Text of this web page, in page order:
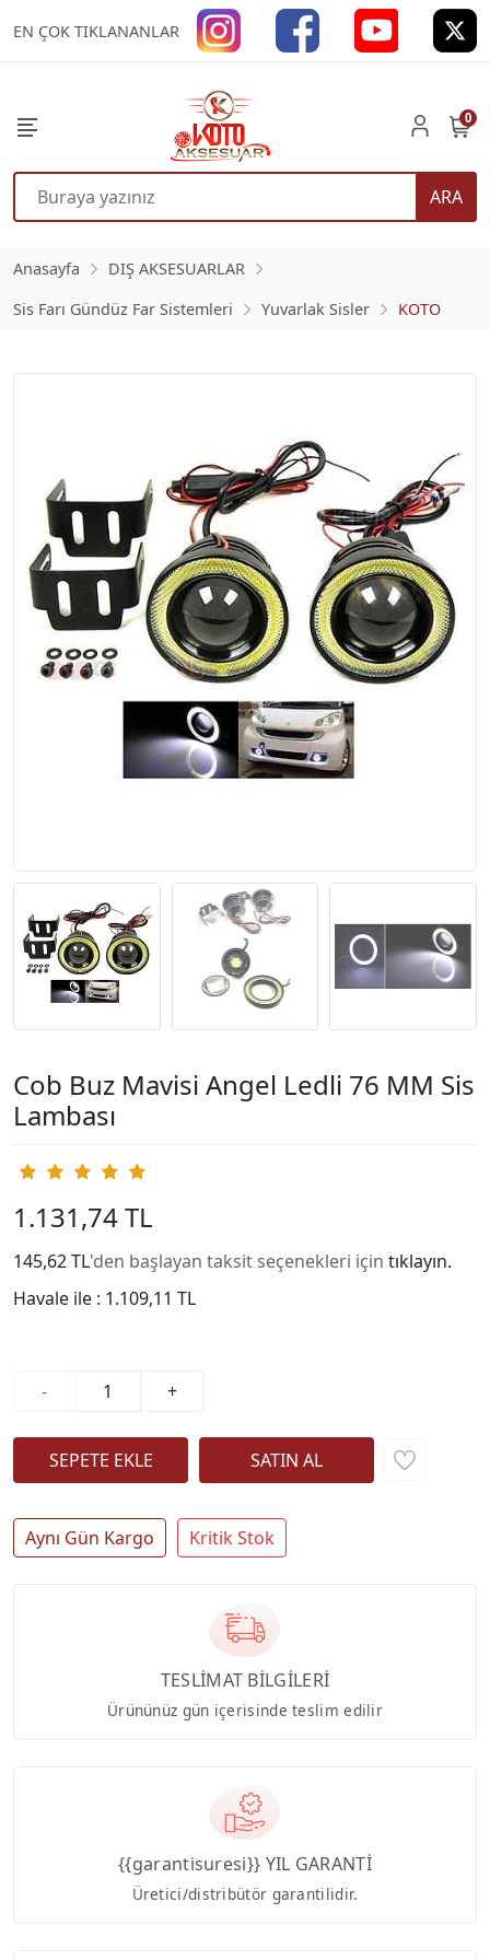
EN ÇOK TIKLANANLAR
ARA
0
Anasayfa
DIŞ AKSESUARLAR
Sis Farı Gündüz Far Sistemleri
Yuvarlak Sisler KOTO
Cob Buz Mavisi Angel Ledli 76 MM Sis
Lambası
1.131,74 TL
145,62 TL'den başlayan taksit seçenekleri için tıklayın.
Havale ile : 1.109,11 TL
- +
Aynı Gün Kargo Kritik Stok
TESLİMAT BİLGİLERİ
Ürününüz gün içerisinde teslim edilir
{{garantisuresi}} YIL GARANTİ
Üretici/distribütör garantilidir.